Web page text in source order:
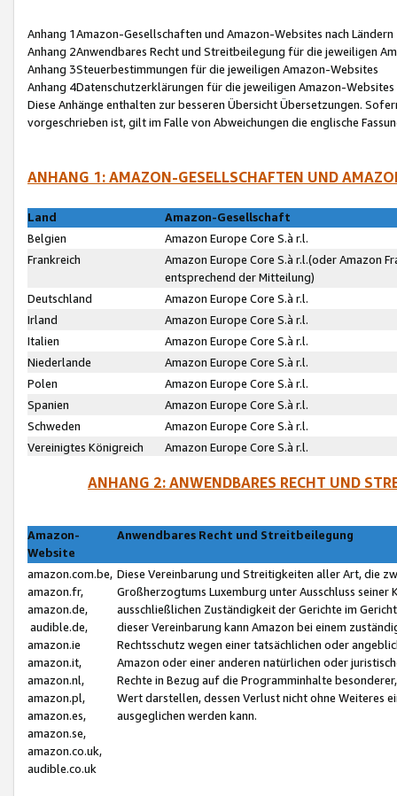
Anhang 1Amazon-Gesellschaften und Amazon-Websites nach Ländern
Anhang 2Anwendbares Recht und Streitbeilegung für die jeweiligen
Anhang 3Steuerbestimmungen für die jeweiligen Amazon-Websites
Anhang 4Datenschutzerklärungen für die jeweiligen Amazon-Websites
Diese Anhänge enthalten zur besseren Übersicht Übersetzungen.
vorgeschrieben ist, gilt im Falle von Abweichungen die englische
ANHANG 1: AMAZON-GESELLSCHAFTEN UND
Land
Amazon-Gesellschaft
Belgien
Amazon Europe Core S.à r.l.
Frankreich
Amazon Europe Core S.à r.l.(oder Amazon
entsprechend der Mitteilung)
Deutschland
Amazon Europe Core S.à r.l.
Irland
Amazon Europe Core S.à r.l.
Italien
Amazon Europe Core S.à r.l.
Niederlande
Amazon Europe Core S.à r.l.
Polen
Amazon Europe Core S.à r.l.
Spanien
Amazon Europe Core S.à r.l.
Schweden
Amazon Europe Core S.à r.l.
Vereinigtes Königreich
Amazon Europe Core S.à r.l.
ANHANG 2: ANWENDBARES RECHT UND
Amazon-
Website
Anwendbares Recht und Streitbeilegung
amazon.com.be,
amazon.fr,
amazon.de,
audible.de,
amazon.ie
amazon.it,
amazon.nl,
amazon.pl,
amazon.es,
amazon.se,
amazon.co.uk,
audible.co.uk
Diese Vereinbarung und Streitigkeiten aller Art, die
Großherzogtums Luxemburg unter Ausschluss
ausschließlichen Zuständigkeit der Gerichte im
dieser Vereinbarung kann Amazon bei einem
Rechtsschutz wegen einer tatsächlichen oder
Amazon oder einer anderen natürlichen oder
Rechte in Bezug auf die Programminhalte
Wert darstellen, dessen Verlust nicht ohne Weiteres
ausgeglichen werden kann.